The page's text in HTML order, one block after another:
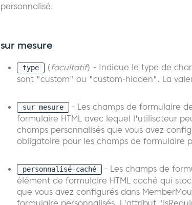
personnalisé.
sur mesure
type (facultatif) - Indique le type de
sont "custom" ou "custom-hidden". La
sur mesure
- Les champs de formulaire
formulaire HTML avec lequel l'utilisateur
champs personnalisés que vous avez
obligatoire pour les champs de formulaire
personnalisé-caché
- Les champs de
élément de formulaire HTML caché qui
que vous avez configurés dans